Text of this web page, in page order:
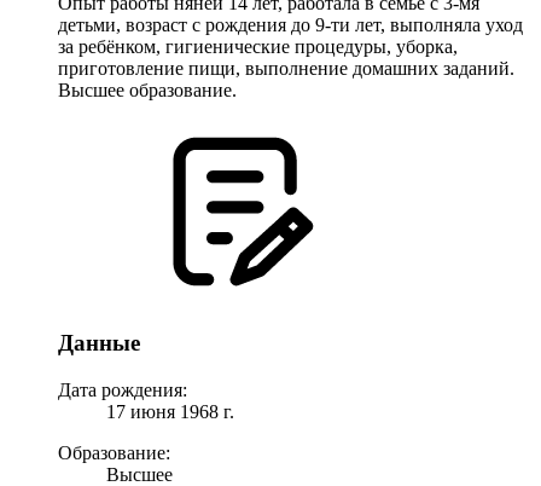
детьми, возраст с рождения до 9-ти лет, выполняла уход
за ребёнком, гигиенические процедуры, уборка,
приготовление пищи, выполнение домашних заданий.
Высшее образование.
Данные
Дата рождения:
17 июня 1968 г.
Образование:
Высшее